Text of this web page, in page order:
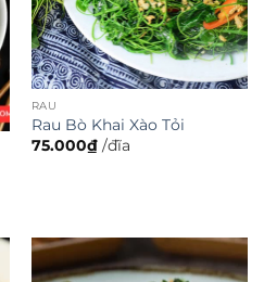
RAU
Rau Bò Khai Xào Tỏi
75.000₫ /đĩa